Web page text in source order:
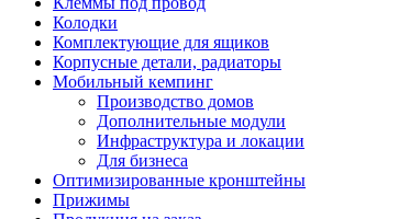
Колодки
Комплектующие для ящиков
Корпусные детали, радиаторы
Мобильный кемпинг
Производство домов
Дополнительные модули
Инфраструктура и локации
Для бизнеса
Оптимизированные кронштейны
Прижимы